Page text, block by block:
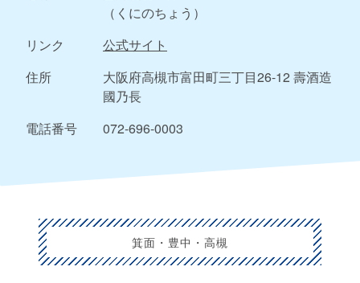
（くにのちょう）
リンク
公式サイト
住所
大阪府高槻市富田町三丁目26-12 壽酒造
國乃長
電話番号
072-696-0003
箕面・豊中・高槻